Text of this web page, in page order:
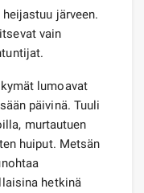
järveen.
vain
lumoavat
päivinä. Tuuli
murtautuen
huiput. Metsän
hetkinä